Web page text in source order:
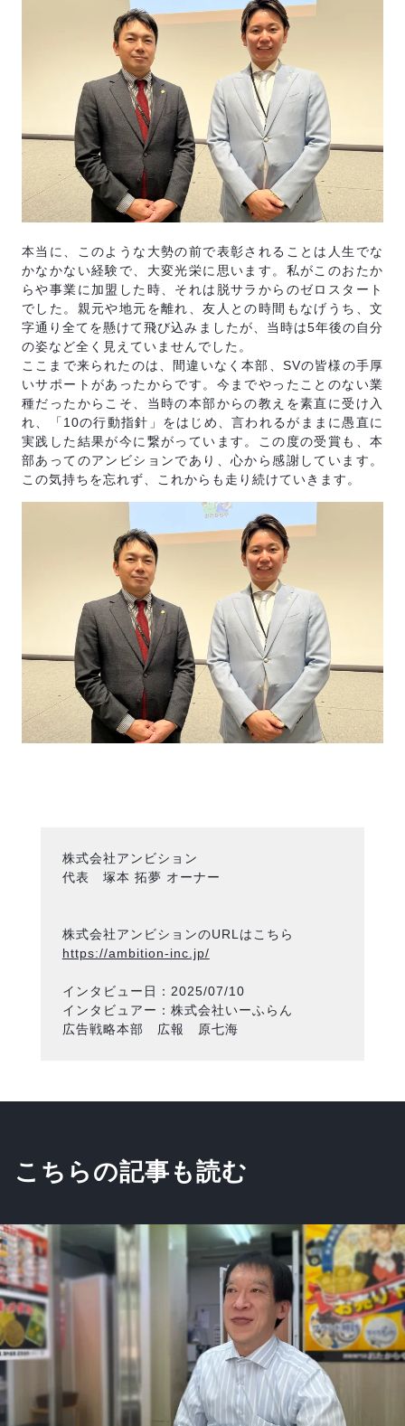
本当に、このような大勢の前で表彰されることは人生でな
かなかない経験で、大変光栄に思います。私がこのおたか
らや事業に加盟した時、それは脱サラからのゼロスタート
でした。親元や地元を離れ、友人との時間もなげうち、文
字通り全てを懸けて飛び込みましたが、当時は5年後の自分
の姿など全く見えていませんでした。
ここまで来られたのは、間違いなく本部、SVの皆様の手厚
いサポートがあったからです。今までやったことのない業
種だったからこそ、当時の本部からの教えを素直に受け入
れ、「10の行動指針」をはじめ、言われるがままに愚直に
実践した結果が今に繋がっています。この度の受賞も、本
部あってのアンビションであり、心から感謝しています。
この気持ちを忘れず、これからも走り続けていきます。
株式会社アンビション
代表 塚本 拓夢 オーナー
株式会社アンビションのURLはこちら
https://ambition-inc.jp/
インタビュー日：2025/07/10
インタビュアー：株式会社いーふらん
広告戦略本部 広報 原七海
こちらの記事も読む